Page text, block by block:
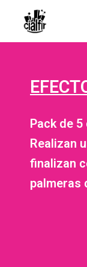
Pack de
Realizan
finalizan
palmeras